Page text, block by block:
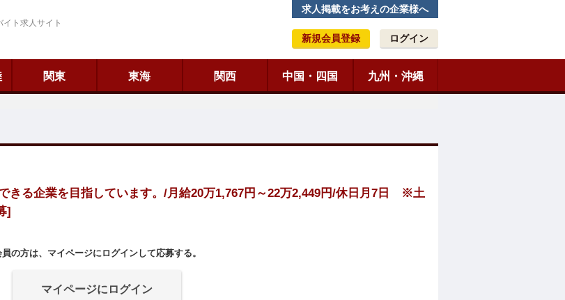
ト求人サイト
求人掲載をお考えの企業様へ
新規会員登録 ログイン
関東 東海 関西 中国・四国 九州・沖縄
きる企業を目指しています。/月給20万1,767円～22万2,449円/休日月7日 ※土
]
員の方は、マイページにログインして応募する。
マイページにログイン